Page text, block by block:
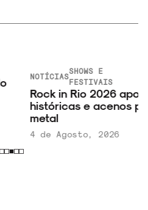
em despedidas
uma nova geração do